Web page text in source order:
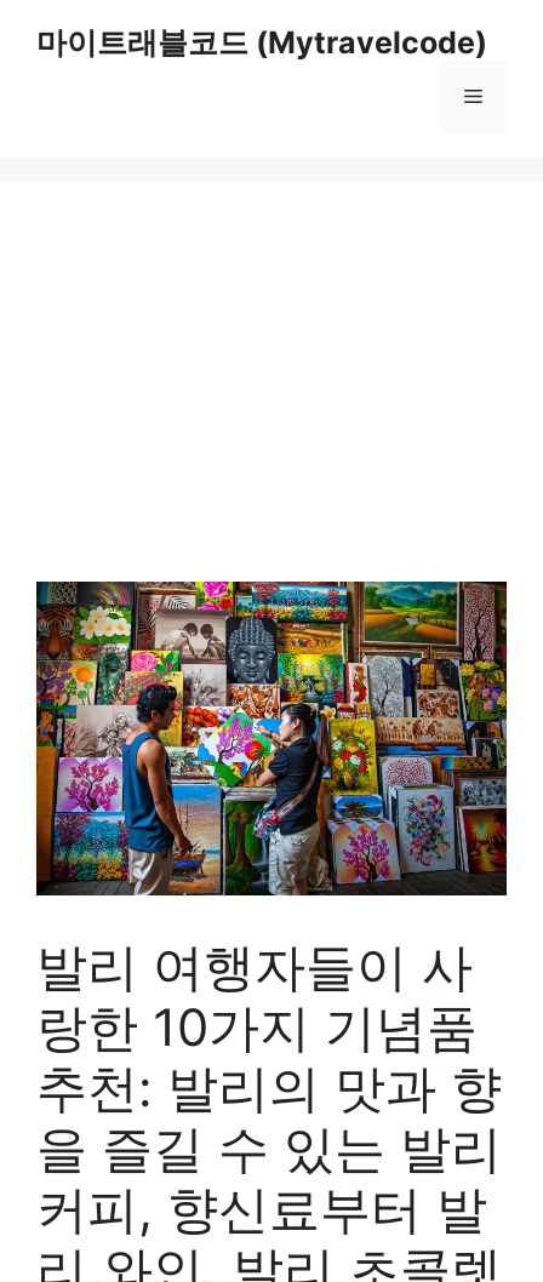
마이트래블코드 (Mytravelcode)
메
발리 여행자들이 사
랑한 10가지 기념품
추천: 발리의 맛과 향
을 즐길 수 있는 발리
커피, 향신료부터 발
리 와인, 발리 초콜렛